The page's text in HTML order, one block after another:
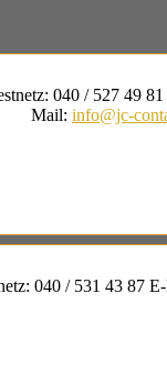
: 040 / 527 49 81
Mail: info@jc-
: 040 / 531 43 87